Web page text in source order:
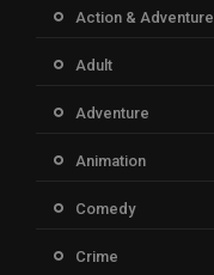
Action & Adventure
Adult
Adventure
Animation
Comedy
Crime